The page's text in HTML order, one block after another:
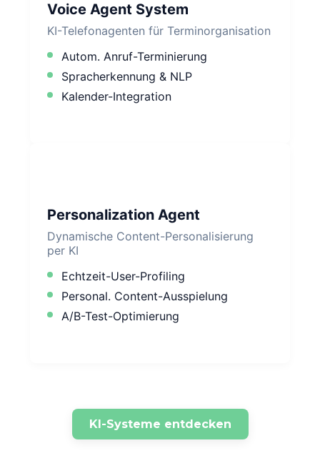
Voice Agent System
KI-Telefonagenten für Terminorganisation
Autom. Anruf-Terminierung
Spracherkennung & NLP
Kalender-Integration
Personalization Agent
Dynamische Content-Personalisierung
per KI
Echtzeit-User-Profiling
Personal. Content-Ausspielung
A/B-Test-Optimierung
KI-Systeme entdecken